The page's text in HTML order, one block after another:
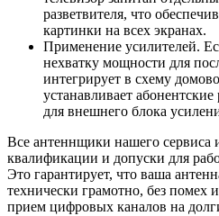
разветвителя, что
картинки на всех экранах.
Применение усилителей.
нехватку мощности для
интегрирует в схему
устанавливает
для внешнего блока
Все антеннщики нашего
квалификации и допуски для
Это гарантирует, что ваша
технически грамотно, без помех
прием цифровых каналов на